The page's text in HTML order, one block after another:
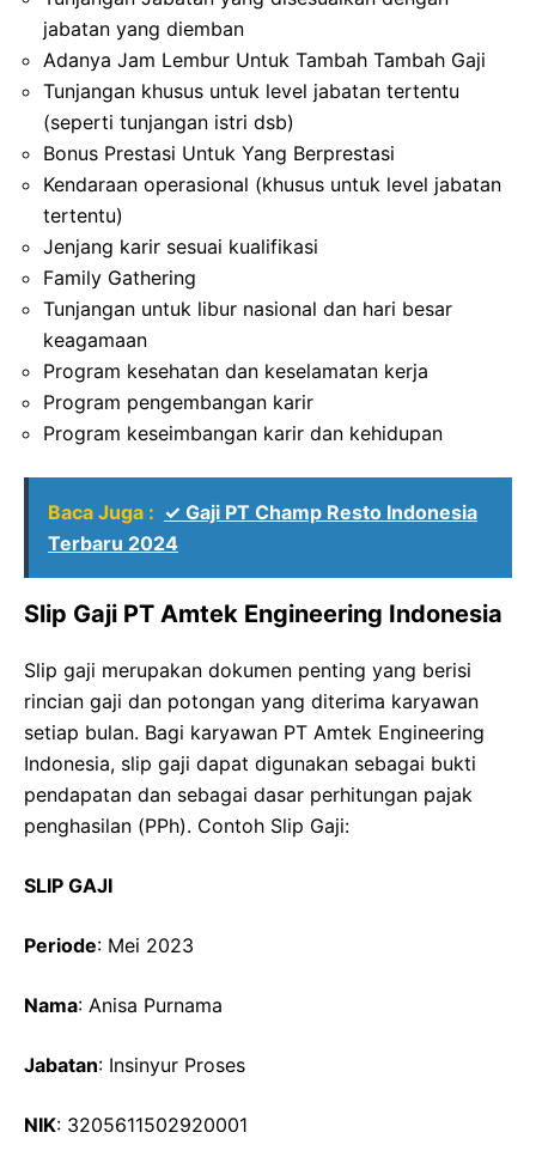
jabatan yang diemban
Adanya Jam Lembur Untuk Tambah Tambah Gaji
Tunjangan khusus untuk level jabatan tertentu
(seperti tunjangan istri dsb)
Bonus Prestasi Untuk Yang Berprestasi
Kendaraan operasional (khusus untuk level jabatan
tertentu)
Jenjang karir sesuai kualifikasi
Family Gathering
Tunjangan untuk libur nasional dan hari besar
keagamaan
Program kesehatan dan keselamatan kerja
Program pengembangan karir
Program keseimbangan karir dan kehidupan
Baca Juga : ✓ Gaji PT Champ Resto Indonesia
Terbaru 2024
Slip Gaji PT Amtek Engineering Indonesia
Slip gaji merupakan dokumen penting yang berisi
rincian gaji dan potongan yang diterima karyawan
setiap bulan. Bagi karyawan PT Amtek Engineering
Indonesia, slip gaji dapat digunakan sebagai bukti
pendapatan dan sebagai dasar perhitungan pajak
penghasilan (PPh). Contoh Slip Gaji:
SLIP GAJI
Periode: Mei 2023
Nama: Anisa Purnama
Jabatan: Insinyur Proses
NIK: 3205611502920001